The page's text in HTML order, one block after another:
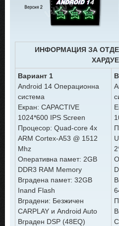
ИНФОРМАЦИЯ ЗА
Вариант 1
Android 14 Операционна
система
Екран: CAPACTIVE
1024*600 IPS Screen
Процесор: Quad-core 4x
ARM Cortex-A53 @ 1512
Mhz
Оперативна памет: 2GB
DDR3 RAM Memory
Вградена памет: 32GB
Inand Flash
Вградени: Безжичен
CARPLAY и Android Auto
Вграден DSP (48EQ)